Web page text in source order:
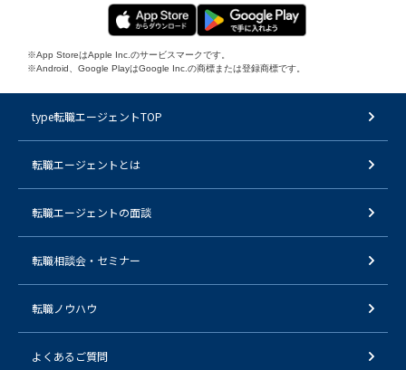
※App StoreはApple Inc.のサービスマークです。
※Android、Google PlayはGoogle Inc.の商標または登録商標です。
type転職エージェントTOP
転職エージェントとは
転職エージェントの面談
転職相談会・セミナー
転職ノウハウ
よくあるご質問